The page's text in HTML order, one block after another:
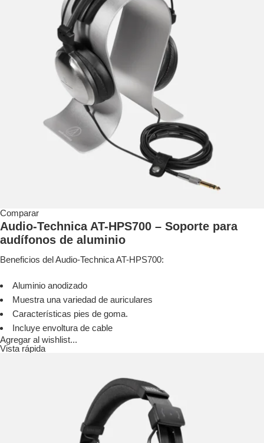
Comparar
Audio-Technica AT-HPS700 – Soporte para
audífonos de aluminio
Beneficios del Audio-Technica AT-HPS700:
Aluminio anodizado
Muestra una variedad de auriculares
Características pies de goma.
Incluye envoltura de cable
Agregar al wishlist...
Vista rápida